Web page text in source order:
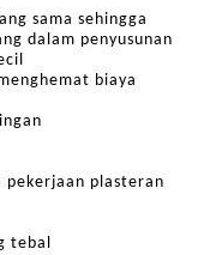
sama sehingga
dalam penyusunan
biaya
pekerjaan plasteran
tebal